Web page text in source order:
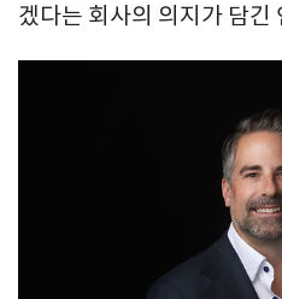
겠다는 회사의 의지가 담긴